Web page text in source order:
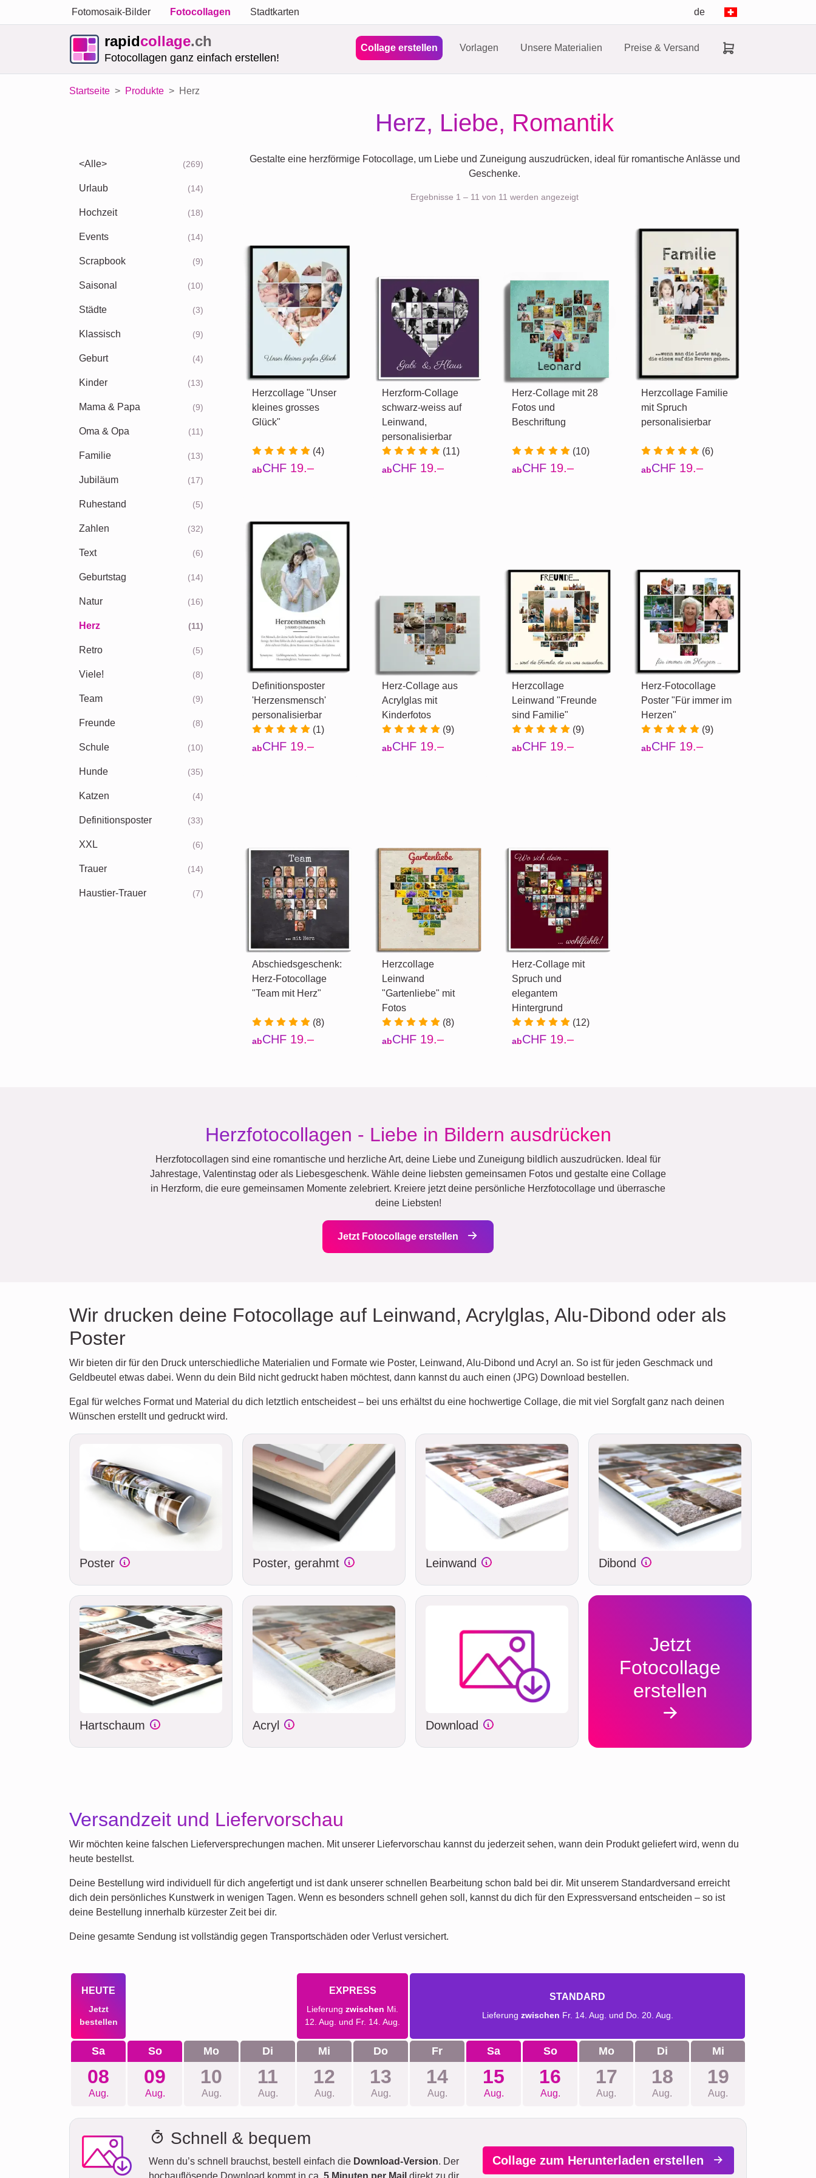
Fotomosaik-Bilder Fotocollagen Stadtkarten de
rapidcollage.ch
Fotocollagen ganz einfach erstellen!
Collage erstellen Vorlagen Unsere Materialien Preise & Versand
Startseite Produkte Herz
Herz, Liebe, Romantik
<Alle> (269)
Urlaub (14)
Hochzeit (18)
Events (14)
Scrapbook (9)
Saisonal (10)
Städte (3)
Klassisch (9)
Geburt (4)
Kinder (13)
Mama & Papa (9)
Oma & Opa (11)
Familie (13)
Jubiläum (17)
Ruhestand (5)
Zahlen (32)
Text (6)
Geburtstag (14)
Natur (16)
Herz (11)
Retro (5)
Viele! (8)
Team (9)
Freunde (8)
Schule (10)
Hunde (35)
Katzen (4)
Definitionsposter (33)
XXL (6)
Trauer (14)
Haustier-Trauer (7)
Gestalte eine herzförmige Fotocollage, um Liebe und Zuneigung auszudrücken, ideal für romantische Anlässe und
Geschenke.
Ergebnisse 1 – 11 von 11 werden angezeigt
Herzcollage "Unser
kleines grosses
Glück"
(4)
abCHF 19.–
Herzform-Collage
schwarz-weiss auf
Leinwand,
personalisierbar
(11)
abCHF 19.–
Herz-Collage mit 28
Fotos und
Beschriftung
(10)
abCHF 19.–
Herzcollage Familie
mit Spruch
personalisierbar
(6)
abCHF 19.–
Definitionsposter
'Herzensmensch'
personalisierbar
(1)
abCHF 19.–
Herz-Collage aus
Acrylglas mit
Kinderfotos
(9)
abCHF 19.–
Herzcollage
Leinwand "Freunde
sind Familie"
(9)
abCHF 19.–
Herz-Fotocollage
Poster "Für immer im
Herzen"
(9)
abCHF 19.–
Abschiedsgeschenk:
Herz-Fotocollage
"Team mit Herz"
(8)
abCHF 19.–
Herzcollage
Leinwand
"Gartenliebe" mit
Fotos
(8)
abCHF 19.–
Herz-Collage mit
Spruch und
elegantem
Hintergrund
(12)
abCHF 19.–
Herzfotocollagen - Liebe in Bildern ausdrücken
Herzfotocollagen sind eine romantische und herzliche Art, deine Liebe und Zuneigung bildlich auszudrücken. Ideal für
Jahrestage, Valentinstag oder als Liebesgeschenk. Wähle deine liebsten gemeinsamen Fotos und gestalte eine Collage
in Herzform, die eure gemeinsamen Momente zelebriert. Kreiere jetzt deine persönliche Herzfotocollage und überrasche
deine Liebsten!
Jetzt Fotocollage erstellen
Wir drucken deine Fotocollage auf Leinwand, Acrylglas, Alu-Dibond oder als
Poster
Wir bieten dir für den Druck unterschiedliche Materialien und Formate wie Poster, Leinwand, Alu-Dibond und Acryl an. So ist für jeden Geschmack und
Geldbeutel etwas dabei. Wenn du dein Bild nicht gedruckt haben möchtest, dann kannst du auch einen (JPG) Download bestellen.
Egal für welches Format und Material du dich letztlich entscheidest – bei uns erhältst du eine hochwertige Collage, die mit viel Sorgfalt ganz nach deinen
Wünschen erstellt und gedruckt wird.
Poster Poster, gerahmt Leinwand Dibond
Hartschaum Acryl Download
Jetzt
Fotocollage
erstellen
Versandzeit und Liefervorschau
Wir möchten keine falschen Lieferversprechungen machen. Mit unserer Liefervorschau kannst du jederzeit sehen, wann dein Produkt geliefert wird, wenn du
heute bestellst.
Deine Bestellung wird individuell für dich angefertigt und ist dank unserer schnellen Bearbeitung schon bald bei dir. Mit unserem Standardversand erreicht
dich dein persönliches Kunstwerk in wenigen Tagen. Wenn es besonders schnell gehen soll, kannst du dich für den Expressversand entscheiden – so ist
deine Bestellung innerhalb kürzester Zeit bei dir.
Deine gesamte Sendung ist vollständig gegen Transportschäden oder Verlust versichert.
HEUTE
Jetzt
bestellen
EXPRESS
Lieferung zwischen Mi.
12. Aug. und Fr. 14. Aug.
STANDARD
Lieferung zwischen Fr. 14. Aug. und Do. 20. Aug.
Sa
08
Aug.
So
09
Aug.
Mo
10
Aug.
Di
11
Aug.
Mi
12
Aug.
Do
13
Aug.
Fr
14
Aug.
Sa
15
Aug.
So
16
Aug.
Mo
17
Aug.
Di
18
Aug.
Mi
19
Aug.
Schnell & bequem
Wenn du’s schnell brauchst, bestell einfach die Download-Version. Der
hochauflösende Download kommt in ca. 5 Minuten per Mail direkt zu dir
Collage zum Herunterladen erstellen